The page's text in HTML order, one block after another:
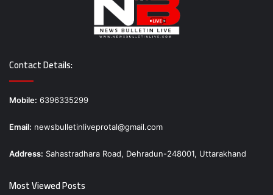
Contact Details:
Mobile: 6396335299
Email: newsbulletinliveprotal@gmail.com
Address: Sahastradhara Road, Dehradun-248001, Uttarakhand
Most Viewed Posts